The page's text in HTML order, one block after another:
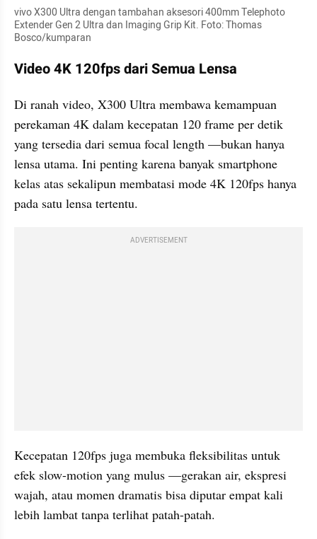
vivo X300 Ultra dengan tambahan aksesori 400mm Telephoto
Extender Gen 2 Ultra dan Imaging Grip Kit. Foto: Thomas
Bosco/kumparan
Video 4K 120fps dari Semua Lensa
Di ranah video, X300 Ultra membawa kemampuan
perekaman 4K dalam kecepatan 120 frame per detik
yang tersedia dari semua focal length —bukan hanya
lensa utama. Ini penting karena banyak smartphone
kelas atas sekalipun membatasi mode 4K 120fps hanya
pada satu lensa tertentu.
ADVERTISEMENT
Kecepatan 120fps juga membuka fleksibilitas untuk
efek slow-motion yang mulus —gerakan air, ekspresi
wajah, atau momen dramatis bisa diputar empat kali
lebih lambat tanpa terlihat patah-patah.